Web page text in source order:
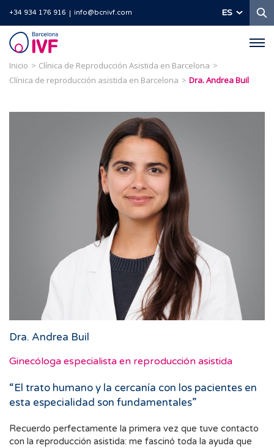
+34 934 176 916 info@bcnivf.com ES
Barcelona
IVF
Inicio
Clínica de Reproducción Asistida en Barcelona
Clínica de reproducción asistida en Barcelona
Dra. Andrea Buil
Dra. Andrea Buil
Ginecóloga especialista en reproducción asistida
“El trato humano y la cercanía con los pacientes en
esta especialidad son fundamentales”
Recuerdo perfectamente la primera vez que tuve contacto
con la reproducción asistida: me fascinó toda la ayuda que